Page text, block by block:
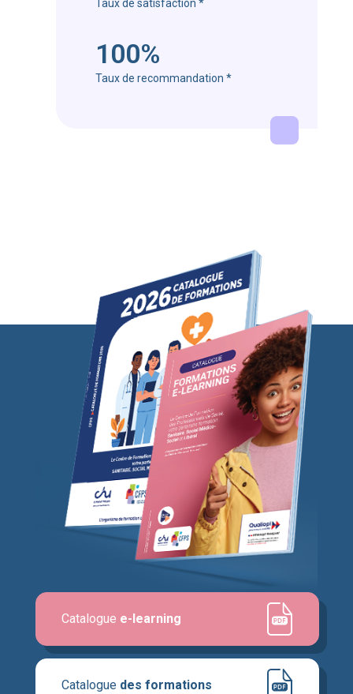
Taux de satisfaction *
100%
Taux de recommandation *
Catalogue des formations
Catalogue e-learning